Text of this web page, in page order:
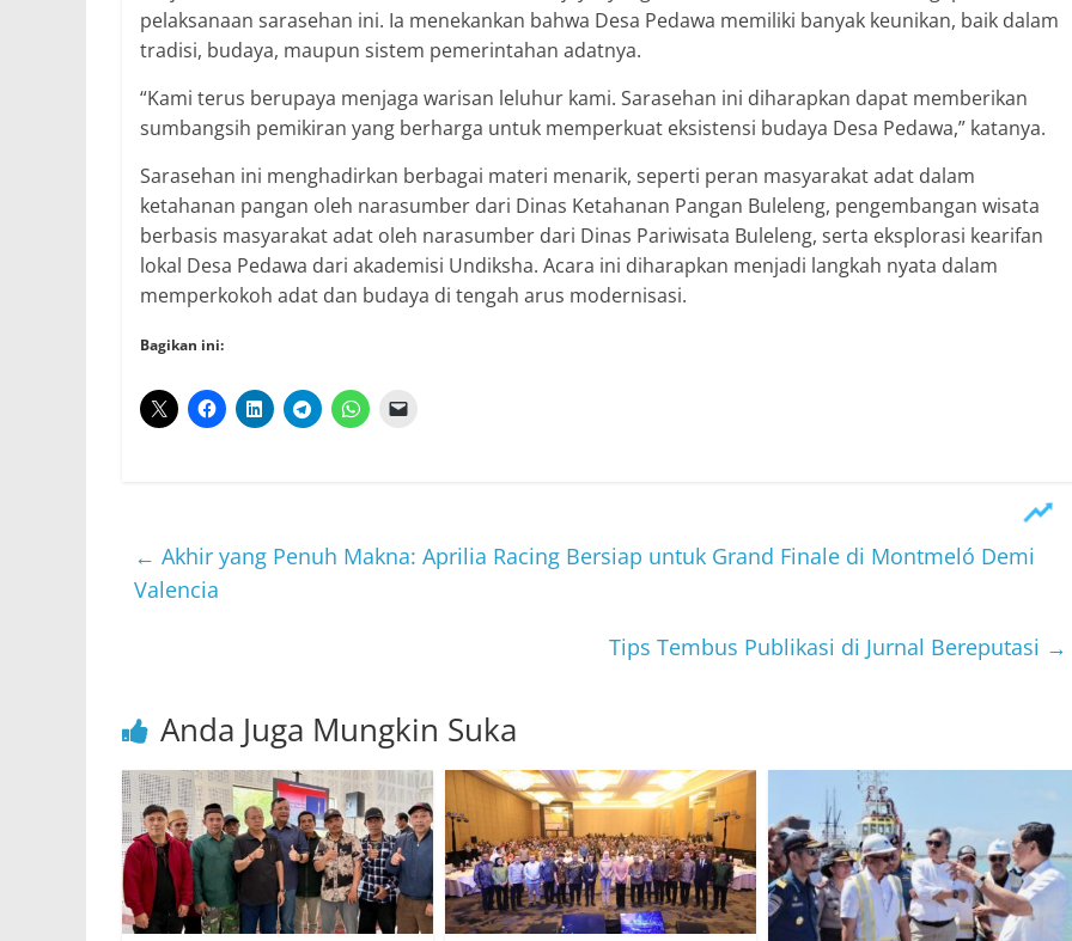
pelaksanaan sarasehan ini. Ia menekankan bahwa Desa Pedawa memiliki banyak keunikan, baik dalam
tradisi, budaya, maupun sistem pemerintahan adatnya.
“Kami terus berupaya menjaga warisan leluhur kami. Sarasehan ini diharapkan dapat memberikan
sumbangsih pemikiran yang berharga untuk memperkuat eksistensi budaya Desa Pedawa,” katanya.
Sarasehan ini menghadirkan berbagai materi menarik, seperti peran masyarakat adat dalam
ketahanan pangan oleh narasumber dari Dinas Ketahanan Pangan Buleleng, pengembangan wisata
berbasis masyarakat adat oleh narasumber dari Dinas Pariwisata Buleleng, serta eksplorasi kearifan
lokal Desa Pedawa dari akademisi Undiksha. Acara ini diharapkan menjadi langkah nyata dalam
memperkokoh adat dan budaya di tengah arus modernisasi.
Bagikan ini:
← Akhir yang Penuh Makna: Aprilia Racing Bersiap untuk Grand Finale di Montmeló Demi
Valencia
Tips Tembus Publikasi di Jurnal Bereputasi →
Anda Juga Mungkin Suka